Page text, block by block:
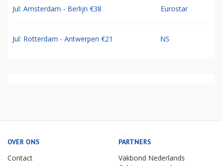
Jul: Amsterdam - Berlijn €38 Eurostar
Jul: Rotterdam - Antwerpen €21 NS
OVER ONS
Contact
PARTNERS
Vakbond Nederlands